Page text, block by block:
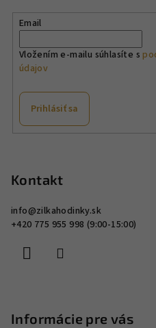
Email
Vložením e-mailu súhlasíte s
údajov
Prihlásiť sa
Kontakt
info@zilkahodinky.sk
+420 775 955 998 (9:00-15:00)
Informácie pre vás